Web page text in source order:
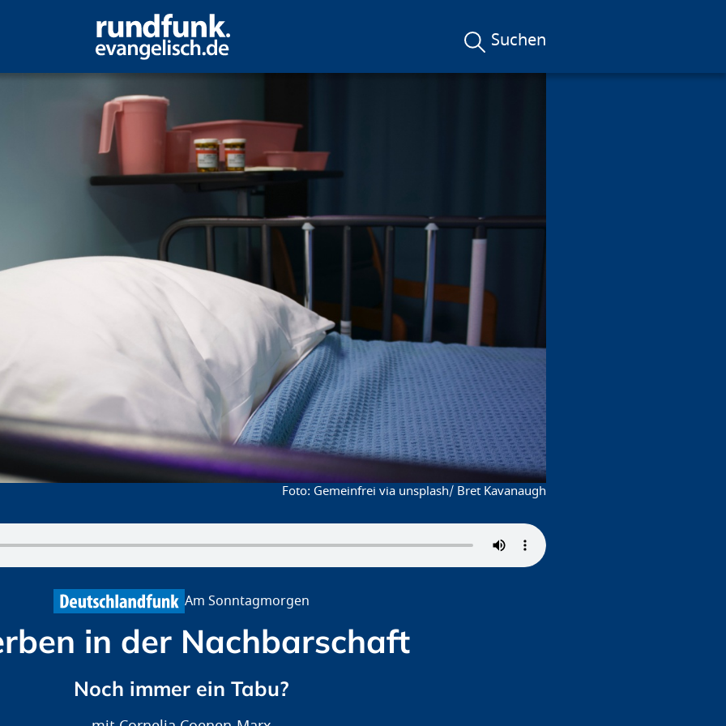
Suchen
Nachbarschaft
Gemeinfrei via unsplash/ Bret Kavanaugh
Am Sonntagmorgen
in der Nachbarschaft
Noch immer ein Tabu?